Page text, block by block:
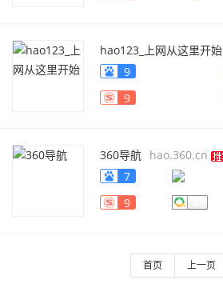
hao123_上网从这里开始
9
9
360导航 hao.360.cn
7
9
首页 上一页